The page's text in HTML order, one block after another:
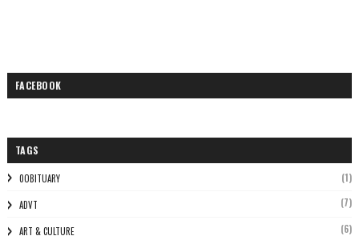
FACEBOOK
TAGS
0OBITUARY (1)
ADVT (7)
ART & CULTURE (6)